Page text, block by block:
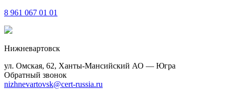
8 961 067 01 01
Нижневартовск
ул. Омская, 62, Ханты-Мансийский АО — Югра
Обратный звонок
nizhnevartovsk@cert-russia.ru